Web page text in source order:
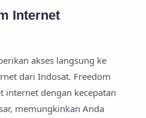
Internet
akses langsung ke
dari Indosat. Freedom
internet dengan kecepatan
memungkinkan Anda